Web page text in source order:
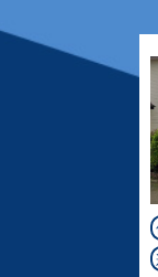
当社にご相談
当社